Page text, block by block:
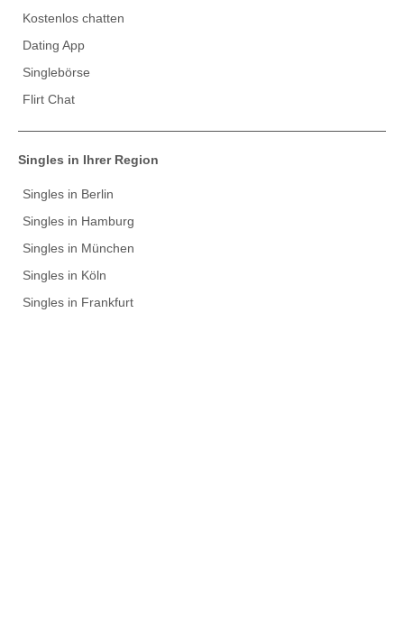
Kostenlos chatten
Dating App
Singlebörse
Flirt Chat
Singles in Ihrer Region
Singles in Berlin
Singles in Hamburg
Singles in München
Singles in Köln
Singles in Frankfurt